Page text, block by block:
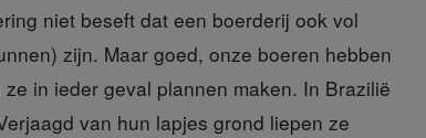
niet beseft dat een boerderij ook vol
zijn. Maar goed, onze boeren hebben
in ieder geval plannen maken. In Brazilië
van hun lapjes grond liepen ze